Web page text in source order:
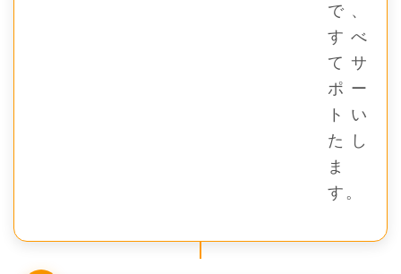
で、
すべ
てサ
ポー
トい
たし
ま
す。